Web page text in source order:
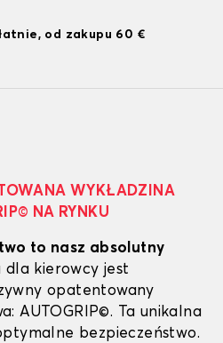
od zakupu 60 €
WYKŁADZINA
NA RYNKU
to nasz absolutny
dla kierowcy jest
opatentowany
AUTOGRIP©. Ta unikalna
bezpieczeństwo.